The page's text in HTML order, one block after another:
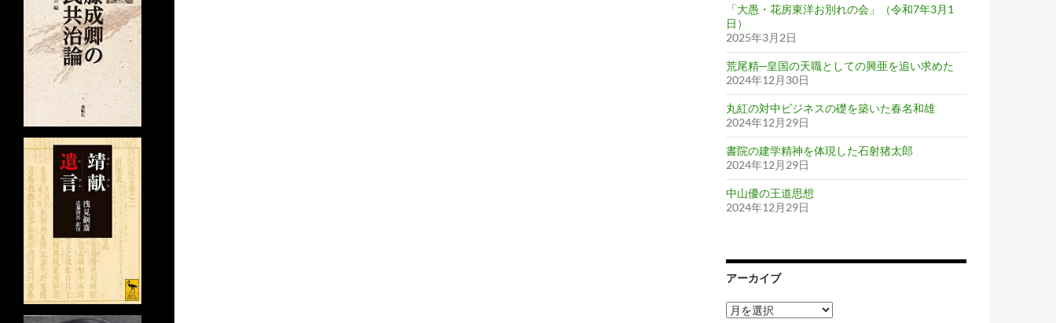
「大愚・花房東洋お別れの会」（令和7年3月1
日）
2025年3月2日
荒尾精─皇国の天職としての興亜を追い求めた
2024年12月30日
丸紅の対中ビジネスの礎を築いた春名和雄
2024年12月29日
書院の建学精神を体現した石射猪太郎
2024年12月29日
中山優の王道思想
2024年12月29日
アーカイブ
ア